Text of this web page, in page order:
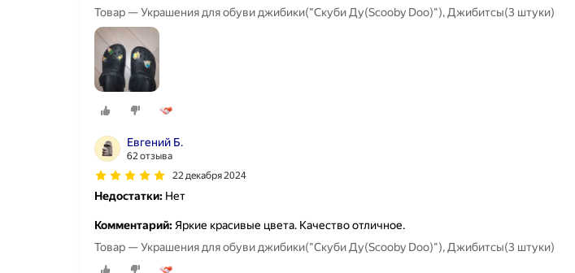
Товар — Украшения для обуви джибики("Скуби Ду(Scooby Doo)"), Джибитсы(3 штуки)
Евгений Б.
62 отзыва
22 декабря 2024
Недостатки: Нет
Комментарий: Яркие красивые цвета. Качество отличное.
Товар — Украшения для обуви джибики("Скуби Ду(Scooby Doo)"), Джибитсы(3 штуки)